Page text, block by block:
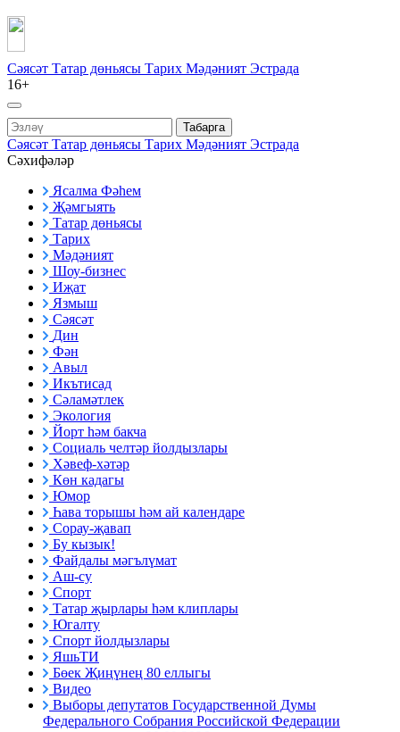
Сәясәт Татар дөньясы Тарих Мәдәният Эстрада
16+
Табарга
Сәясәт Татар дөньясы Тарих Мәдәният Эстрада
Сәхифәләр
Ясалма Фәһем
Җәмгыять
Татар дөньясы
Тарих
Мәдәният
Шоу-бизнес
Иҗат
Язмыш
Сәясәт
Дин
Фән
Авыл
Икътисад
Сәламәтлек
Экология
Йорт һәм бакча
Социаль челтәр йолдызлары
Хәвеф-хәтәр
Көн кадагы
Юмор
Һава торышы һәм ай календаре
Сорау-җавап
Бу кызык!
Файдалы мәгълүмат
Аш-су
Спорт
Татар җырлары һәм клиплары
Югалту
Спорт йолдызлары
ЯшьТИ
Бөек Җиңүнең 80 еллыгы
Видео
Выборы депутатов Государственной Думы
Федерального Собрания Российской Федерации